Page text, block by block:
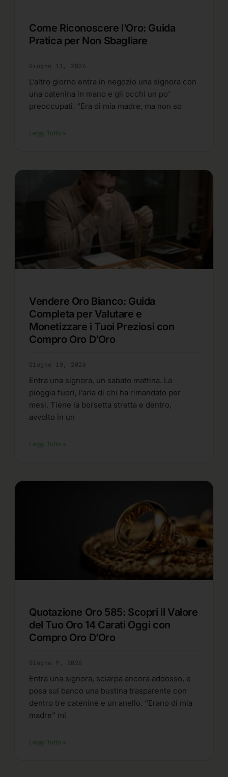
Come Riconoscere l’Oro: Guida
Pratica per Non Sbagliare
Giugno 11, 2026
L’altro giorno entra in negozio una signora con
una catenina in mano e gli occhi un po’
preoccupati. “Era di mia madre, ma non so
Leggi Tutto »
Vendere Oro Bianco: Guida
Completa per Valutare e
Monetizzare i Tuoi Preziosi con
Compro Oro D’Oro
Giugno 10, 2026
Entra una signora, un sabato mattina. La
pioggia fuori, l’aria di chi ha rimandato per
mesi. Tiene la borsetta stretta e dentro,
avvolto in un
Leggi Tutto »
Quotazione Oro 585: Scopri il Valore
del Tuo Oro 14 Carati Oggi con
Compro Oro D’Oro
Giugno 9, 2026
Entra una signora, sciarpa ancora addosso, e
posa sul banco una bustina trasparente con
dentro tre catenine e un anello. “Erano di mia
madre” mi
Leggi Tutto »